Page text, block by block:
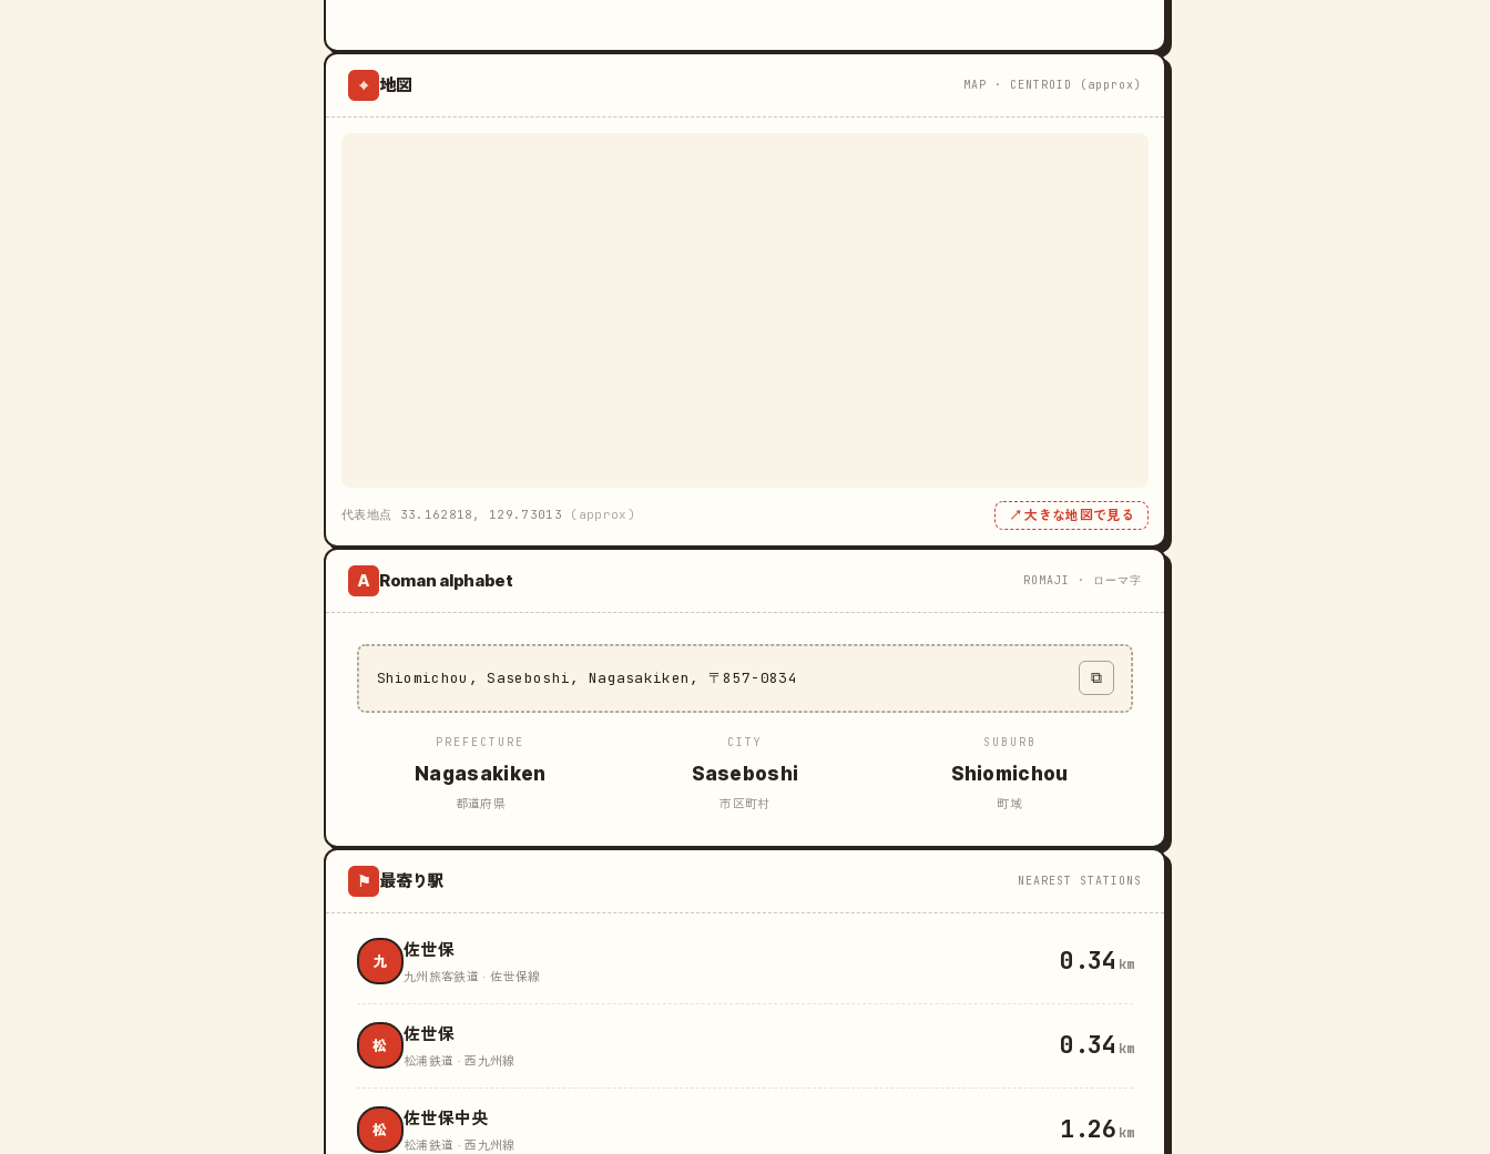
⌖ 地図 MAP · CENTROID (approx)
代表地点 33.162818, 129.73013 (approx) ↗ 大きな地図で見る
A Roman alphabet ROMAJI · ローマ字
Shiomichou, Saseboshi, Nagasakiken, 〒857-0834 ⧉
PREFECTURE
Nagasakiken
都道府県
CITY
Saseboshi
市区町村
SUBURB
Shiomichou
町域
⚑ 最寄り駅 NEAREST STATIONS
九
佐世保
九州旅客鉄道 · 佐世保線 0.34 km
松
佐世保
松浦鉄道 · 西九州線 0.34 km
松
佐世保中央
松浦鉄道 · 西九州線 1.26 km